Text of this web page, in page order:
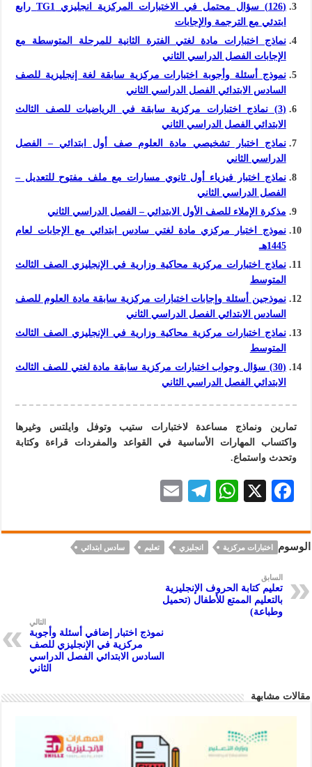
(126) سؤال محتمل في الاختبارات المركزية انجليزي TG1 رابع
ابتدئي مع الترجمة والإجابات
نماذج اختبارات مادة لغتي الفترة الثانية للمرحلة المتوسطة مع
الإجابات الفصل الدراسي الثاني
نموذج أسئلة وأجوبة اختبارات مركزية سابقة لغة إنجليزية للصف
السادس الابتدائي الفصل الدراسي الثاني
(3) نماذج اختبارات مركزية سابقة في الرياضيات للصف الثالث
الابتدائي الفصل الدراسي الثاني
نماذج اختبار تشخيصي مادة العلوم صف أول ابتدائي – الفصل
الدراسي الثاني
نماذج اختبار فيزياء أول ثانوي مسارات مع ملف مفتوح للتعديل –
الفصل الدراسي الثاني
مذكرة الإملاء للصف الأول الابتدائي – الفصل الدراسي الثاني
نموذج اختبار مركزي مادة لغتي سادس ابتدائي مع الإجابات لعام
1445هـ
نماذج اختبارات مركزية محاكية وزارية في الإنجليزي الصف الثالث
المتوسط
نموذجين أسئلة وإجابات اختبارات مركزية سابقة مادة العلوم للصف
السادس الابتدائي الفصل الدراسي الثاني
نماذج اختبارات مركزية محاكية وزارية في الإنجليزي الصف الثالث
المتوسط
(30) سؤال وجواب اختبارات مركزية سابقة مادة لغتي للصف الثالث
الابتدائي الفصل الدراسي الثاني
تمارين ونماذج مساعدة لاختبارات ستيب وتوفل وايلتس وغيرها
واكتساب المهارات الأساسية في القواعد والمفردات قراءة وكتابة
وتحدث واستماع.
F
eb
oo
k
X
W
at
s
A
p
Te
gr
a
m
ai
l
الوسوم اختبارات مركزية انجليزي تعليم سادس ابتدائي
السابق
تعليم كتابة الحروف الإنجليزية
بالتعليم الممتع للأطفال (تحميل
وطباعة)
التالي
نموذج اختبار إضافي أسئلة وأجوبة
مركزية في الإنجليزي للصف
السادس الابتدائي الفصل الدراسي
الثاني
مقالات مشابهة